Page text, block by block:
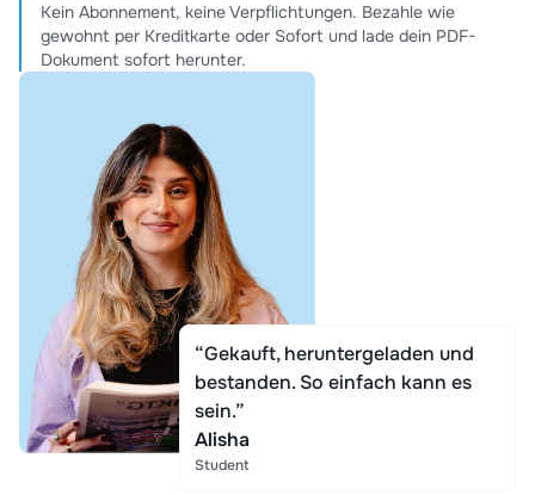
Kein Abonnement, keine Verpflichtungen. Bezahle wie
gewohnt per Kreditkarte oder Sofort und lade dein PDF-
Dokument sofort herunter.
“Gekauft, heruntergeladen und
bestanden. So einfach kann es
sein.”
Alisha
Student